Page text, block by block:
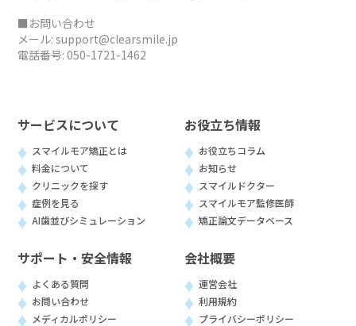
■お問い合わせ
メール: support@clearsmile.jp
電話番号: 050-1721-1462
サービスについて
スマイルモア矯正とは
料金について
クリニックを探す
症例を見る
AI歯並びシミュレーション
お役立ち情報
お役立ちコラム
お知らせ
スマイルドクター
スマイルモア監修医師
矯正論文データベース
サポート・安全情報
よくある質問
お問い合わせ
メディカルポリシー
会社概要
運営会社
利用規約
プライバシーポリシー